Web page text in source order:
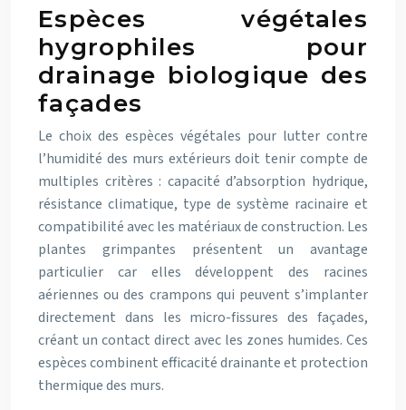
Espèces végétales
hygrophiles pour
drainage biologique des
façades
Le choix des espèces végétales pour lutter contre
l’humidité des murs extérieurs doit tenir compte de
multiples critères : capacité d’absorption hydrique,
résistance climatique, type de système racinaire et
compatibilité avec les matériaux de construction. Les
plantes grimpantes présentent un avantage
particulier car elles développent des racines
aériennes ou des crampons qui peuvent s’implanter
directement dans les micro-fissures des façades,
créant un contact direct avec les zones humides. Ces
espèces combinent efficacité drainante et protection
thermique des murs.